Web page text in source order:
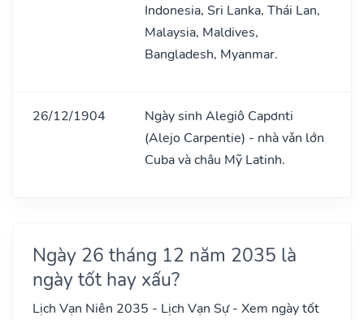
Indonesia, Sri Lanka, Thái Lan,
Malaysia, Maldives,
Bangladesh, Myanmar.
26/12/1904
Ngày sinh Alegiô Capơnti
(Alejo Carpentie) - nhà vǎn lớn
Cuba và châu Mỹ Latinh.
Ngày 26 tháng 12 năm 2035 là
ngày tốt hay xấu?
Lịch Vạn Niên 2035 - Lịch Vạn Sự - Xem ngày tốt